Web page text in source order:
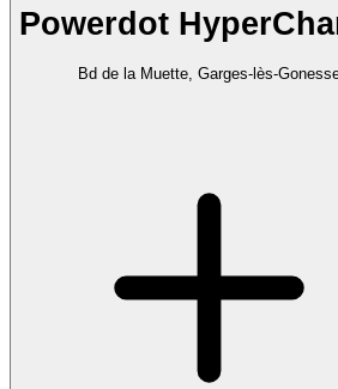
Powerdot
Bd de la Muette, Garges-lès-